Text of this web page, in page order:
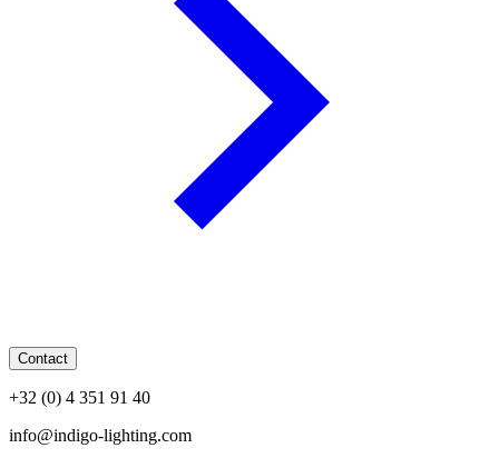
Contact
+32 (0) 4 351 91 40
info@indigo-lighting.com